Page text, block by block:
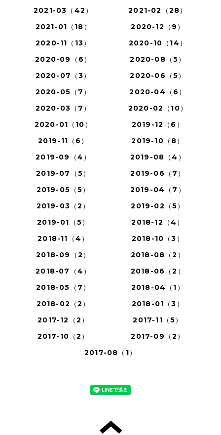
2021-03（42）
2021-02（28）
2021-01（18）
2020-12（9）
2020-11（13）
2020-10（14）
2020-09（6）
2020-08（5）
2020-07（3）
2020-06（5）
2020-05（7）
2020-04（6）
2020-03（7）
2020-02（10）
2020-01（10）
2019-12（6）
2019-11（6）
2019-10（8）
2019-09（4）
2019-08（4）
2019-07（5）
2019-06（7）
2019-05（5）
2019-04（7）
2019-03（2）
2019-02（5）
2019-01（5）
2018-12（4）
2018-11（4）
2018-10（3）
2018-09（2）
2018-08（2）
2018-07（4）
2018-06（2）
2018-05（7）
2018-04（1）
2018-02（2）
2018-01（3）
2017-12（2）
2017-11（5）
2017-10（2）
2017-09（2）
2017-08（1）